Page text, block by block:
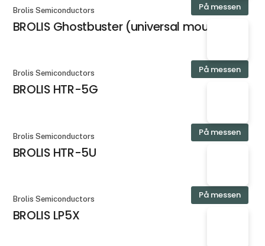
På messen
Brolis Semiconductors
BROLIS Ghostbuster (universal mount)
På messen
Brolis Semiconductors
BROLIS HTR-5G
På messen
Brolis Semiconductors
BROLIS HTR-5U
På messen
Brolis Semiconductors
BROLIS LP5X